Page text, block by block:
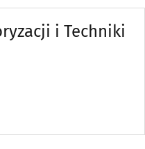
i Techniki